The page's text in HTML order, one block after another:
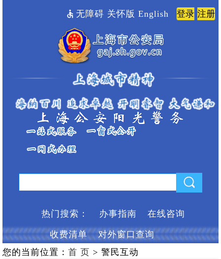
无障碍 关怀版 English
热门搜索： 办事指南 在线咨询
收费清单
对外窗口查询
您的当前位置： 首 页 > 警民互动